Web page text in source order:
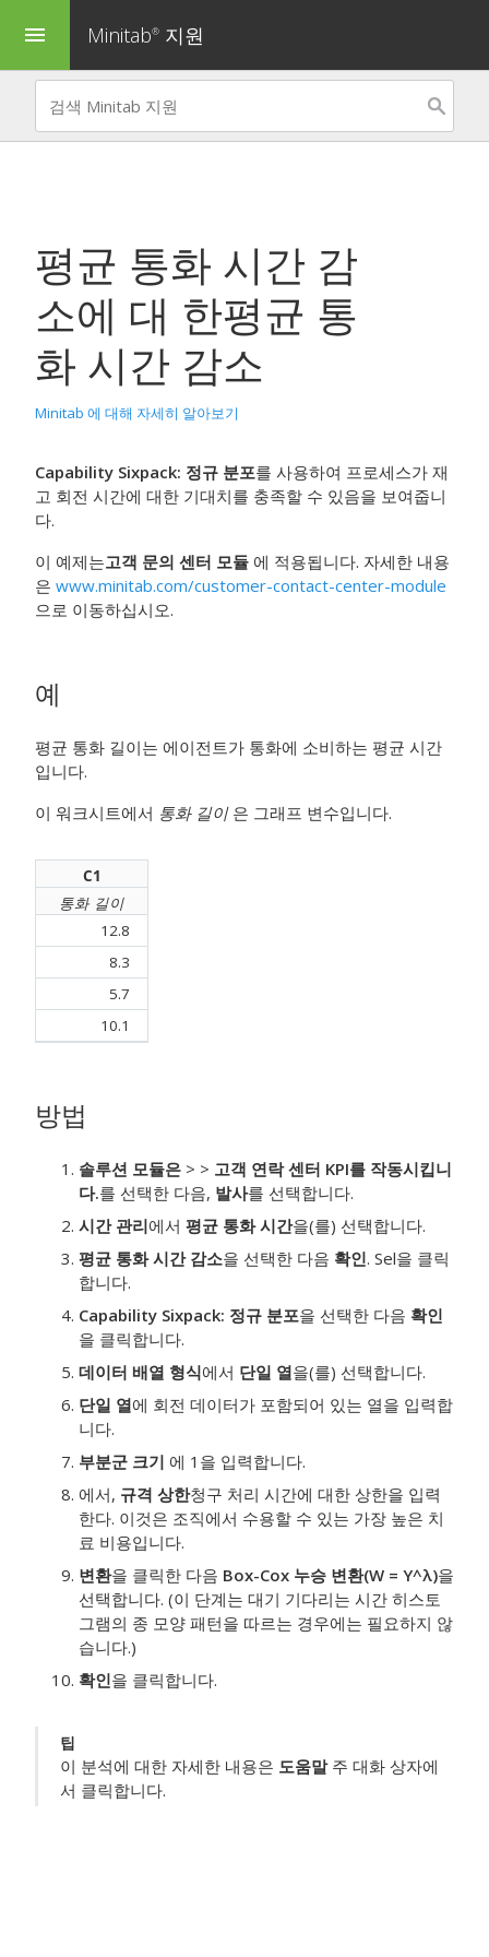
menu Minitab® 지원
평균 통화 시간 감
소에 대 한평균 통
화 시간 감소
Minitab 에 대해 자세히 알아보기
Capability Sixpack: 정규 분포를 사용하여 프로세스가 재
고 회전 시간에 대한 기대치를 충족할 수 있음을 보여줍니
다.
이 예제는고객 문의 센터 모듈 에 적용됩니다. 자세한 내용
은 www.minitab.com/customer-contact-center-module
으로 이동하십시오.
예
평균 통화 길이는 에이전트가 통화에 소비하는 평균 시간
입니다.
이 워크시트에서 통화 길이은 그래프 변수입니다.
C1
통화 길이
12.8
8.3
5.7
10.1
방법
솔루션 모듈은 > > 고객 연락 센터 KPI를 작동시킵니
다.를 선택한 다음, 발사를 선택합니다.
시간 관리에서 평균 통화 시간을(를) 선택합니다.
평균 통화 시간 감소을 선택한 다음 확인. Sel을 클릭
합니다.
Capability Sixpack: 정규 분포을 선택한 다음 확인
을 클릭합니다.
데이터 배열 형식에서 단일 열을(를) 선택합니다.
단일 열에 회전 데이터가 포함되어 있는 열을 입력합
니다.
부분군 크기 에 1을 입력합니다.
에서, 규격 상한청구 처리 시간에 대한 상한을 입력
한다. 이것은 조직에서 수용할 수 있는 가장 높은 치
료 비용입니다.
변환을 클릭한 다음 Box-Cox 누승 변환(W = Y^λ)을
선택합니다. (이 단계는 대기 기다리는 시간 히스토
그램의 종 모양 패턴을 따르는 경우에는 필요하지 않
습니다.)
확인을 클릭합니다.
팁
이 분석에 대한 자세한 내용은 도움말주 대화 상자에
서 클릭합니다.